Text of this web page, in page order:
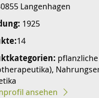
Langenhagen
1925
14
ansehen